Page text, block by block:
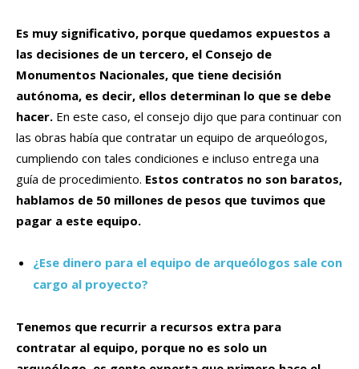
Es muy significativo, porque quedamos expuestos a
las decisiones de un tercero, el Consejo de
Monumentos Nacionales, que tiene decisión
autónoma, es decir, ellos determinan lo que se debe
hacer. En este caso, el consejo dijo que para continuar con
las obras había que contratar un equipo de arqueólogos,
cumpliendo con tales condiciones e incluso entrega una
guía de procedimiento. Estos contratos no son baratos,
hablamos de 50 millones de pesos que tuvimos que
pagar a este equipo.
¿Ese dinero para el equipo de arqueólogos sale con
cargo al proyecto?
Tenemos que recurrir a recursos extra para
contratar al equipo, porque no es solo un